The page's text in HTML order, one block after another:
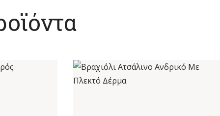
ΒΡΑΧΙΌΛΙ ΑΤΣΆΛΙΝΟ ΑΝΔΡΙΚΌ ΜΕ